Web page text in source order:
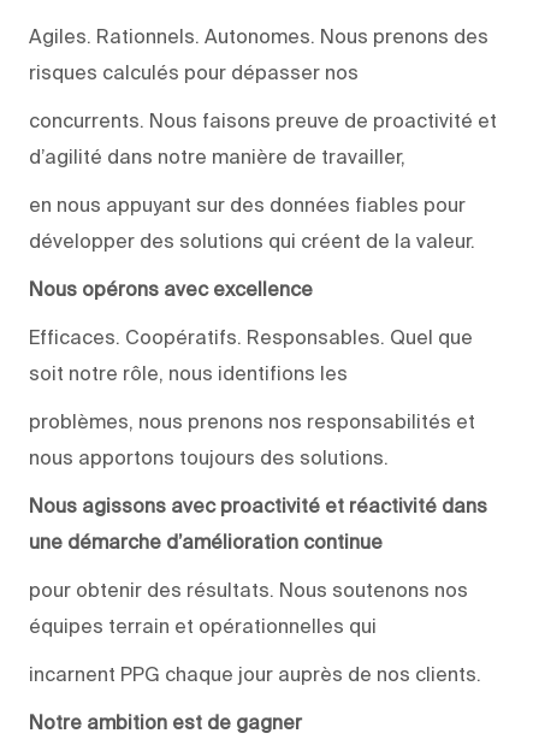
Agiles. Rationnels. Autonomes. Nous prenons des
risques calculés pour dépasser nos
concurrents. Nous faisons preuve de proactivité et
d’agilité dans notre manière de travailler,
en nous appuyant sur des données fiables pour
développer des solutions qui créent de la valeur.
Nous opérons avec excellence
Efficaces. Coopératifs. Responsables. Quel que
soit notre rôle, nous identifions les
problèmes, nous prenons nos responsabilités et
nous apportons toujours des solutions.
Nous agissons avec proactivité et réactivité dans
une démarche d’amélioration continue
pour obtenir des résultats. Nous soutenons nos
équipes terrain et opérationnelles qui
incarnent PPG chaque jour auprès de nos clients.
Notre ambition est de gagner